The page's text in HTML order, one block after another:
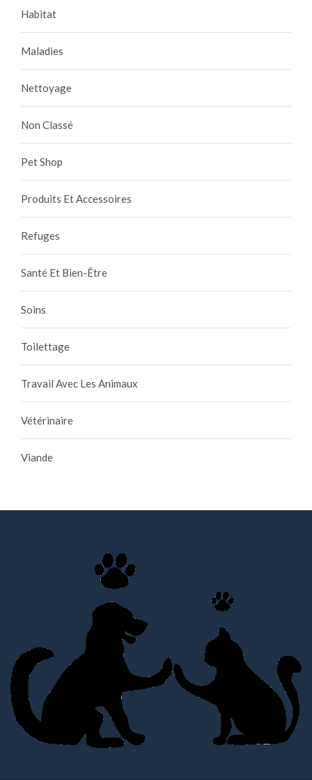
Habitat
Maladies
Nettoyage
Non Classé
Pet Shop
Produits Et Accessoires
Refuges
Santé Et Bien-Être
Soins
Toilettage
Travail Avec Les Animaux
Vétérinaire
Viande